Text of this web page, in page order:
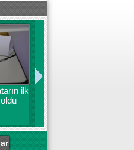
ilk